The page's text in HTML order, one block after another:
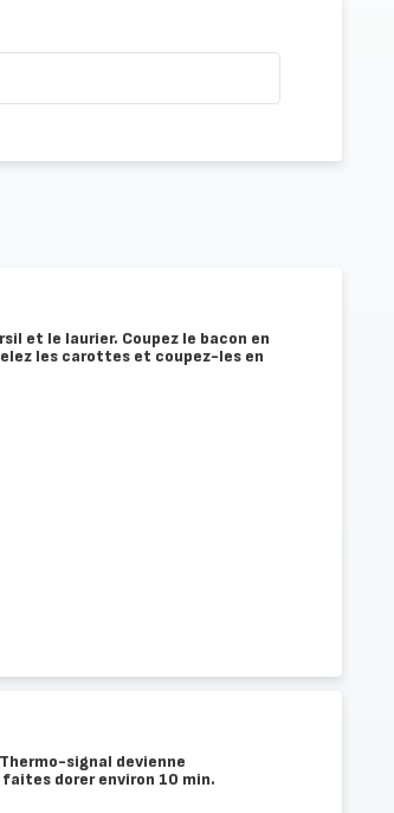
et le laurier. Coupez le bacon en
les carottes et coupez-les en
signal devienne
dorer environ 10 min.